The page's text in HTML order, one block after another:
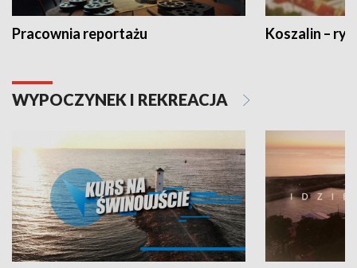
Pracownia reportażu Koszalin –
WYPOCZYNEK I REKREACJA